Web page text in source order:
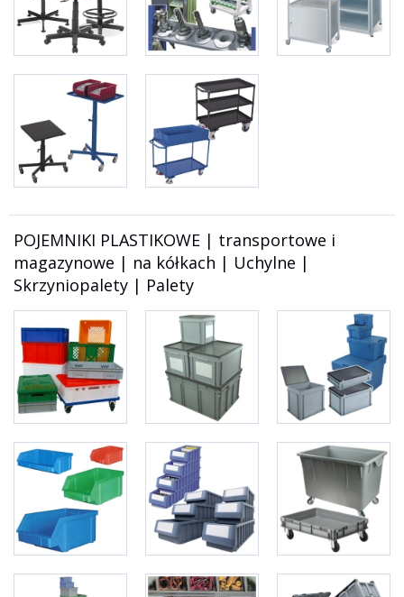
POJEMNIKI PLASTIKOWE | transportowe i
magazynowe | na kółkach | Uchylne |
Skrzyniopalety | Palety